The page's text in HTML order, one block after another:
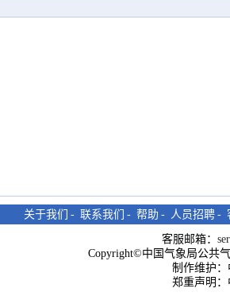
关于我们 - 联系我们 - 帮助 - 人员招聘 -
客服邮箱：
Copyright©中国气象局公共
制作维护
郑重声明